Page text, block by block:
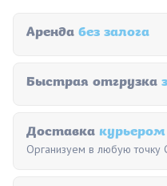
Аренда без залога
Быстрая отгрузка
Доставка курьером
Организуем в любую точку